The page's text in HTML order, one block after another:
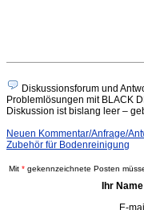
Diskussionsforum und
Problemlösungen mit BLACK
Diskussion ist bislang leer –
Neuen Kommentar/Anfrage/
Zubehör für Bodenreinigung
Mit * gekennzeichnete Posten
Ihr Name
E-